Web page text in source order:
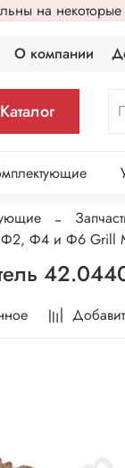
на
О компании
Каталог
Ф2, Ф4 и Ф6 Grill